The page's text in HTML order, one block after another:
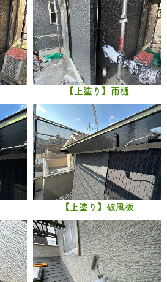
【上塗り】雨樋
【上塗り】破風板